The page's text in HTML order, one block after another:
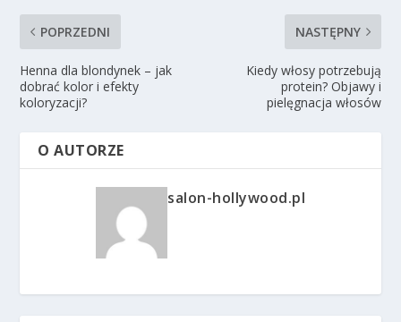
POPRZEDNI
Henna dla blondynek – jak
dobrać kolor i efekty
koloryzacji?
NASTĘPNY
Kiedy włosy potrzebują
protein? Objawy i
pielęgnacja włosów
O AUTORZE
salon-hollywood.pl